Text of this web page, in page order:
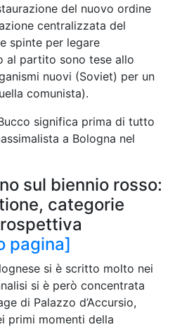
del nuovo ordine
centralizzata del
spinte per legare
al partito sono tese allo
nuovi (Soviet) per un
comunista).
significa prima di tutto
a Bologna nel
sul biennio rosso:
categorie
pagina]
si è scritto molto nei
si è però concentrata
di Palazzo d’Accursio,
primi momenti della